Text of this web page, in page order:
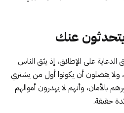
على الإطلاق، إذ يثق الناس
ولا يفضلون أن يكونوا أول من يشتري
بالأمان، وأنهم لا يهدرون أموالهم
حقيقة.